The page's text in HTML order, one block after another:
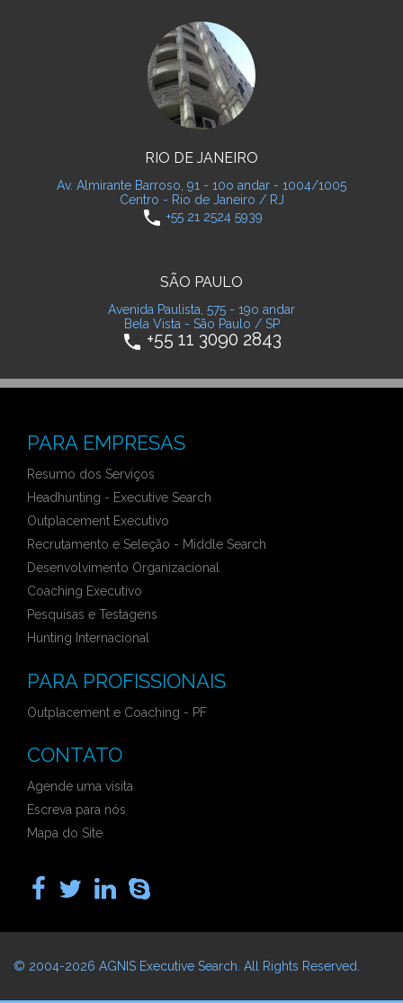
RIO DE JANEIRO
Av. Almirante Barroso, 91 - 10o andar - 1004/1005
Centro - Rio de Janeiro / RJ
phone +55 21 2524 5939
SÃO PAULO
Avenida Paulista, 575 - 19o andar
Bela Vista - São Paulo / SP
phone +55 11 3090 2843
PARA EMPRESAS
Resumo dos Serviços
Headhunting - Executive Search
Outplacement Executivo
Recrutamento e Seleção - Middle Search
Desenvolvimento Organizacional
Coaching Executivo
Pesquisas e Testagens
Hunting Internacional
PARA PROFISSIONAIS
Outplacement e Coaching - PF
CONTATO
Agende uma visita
Escreva para nós
Mapa do Site
© 2004-2026 AGNIS Executive Search . All Rights Reserved.